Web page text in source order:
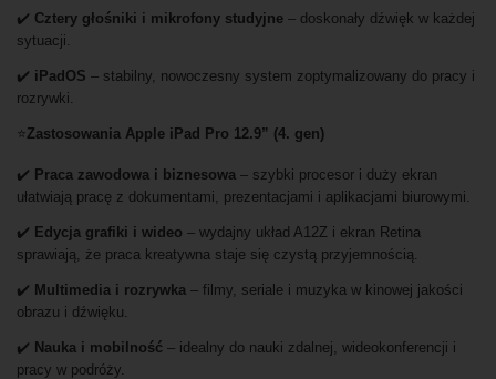
✔️ Cztery głośniki i mikrofony studyjne – doskonały dźwięk w każdej
sytuacji.
✔️ iPadOS – stabilny, nowoczesny system zoptymalizowany do pracy i
rozrywki.
⭐Zastosowania Apple iPad Pro 12.9” (4. gen)
✔️ Praca zawodowa i biznesowa – szybki procesor i duży ekran
ułatwiają pracę z dokumentami, prezentacjami i aplikacjami biurowymi.
✔️ Edycja grafiki i wideo – wydajny układ A12Z i ekran Retina
sprawiają, że praca kreatywna staje się czystą przyjemnością.
✔️ Multimedia i rozrywka – filmy, seriale i muzyka w kinowej jakości
obrazu i dźwięku.
✔️ Nauka i mobilność – idealny do nauki zdalnej, wideokonferencji i
pracy w podróży.